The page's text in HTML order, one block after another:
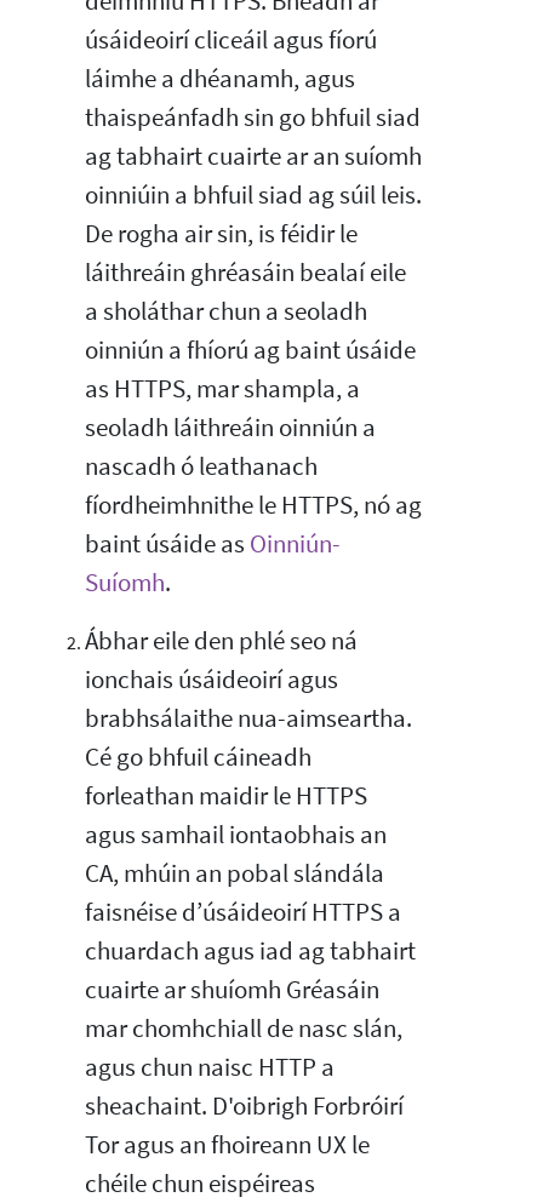
úsáideoirí cliceáil agus fíorú
láimhe a dhéanamh, agus
thaispeánfadh sin go bhfuil siad
ag tabhairt cuairte ar an suíomh
oinniúin a bhfuil siad ag súil leis.
De rogha air sin, is féidir le
láithreáin ghréasáin bealaí eile
a sholáthar chun a seoladh
oinniún a fhíorú ag baint úsáide
as HTTPS, mar shampla, a
seoladh láithreáin oinniún a
nascadh ó leathanach
fíordheimhnithe le HTTPS, nó ag
baint úsáide as Oinniún-
Suíomh.
Ábhar eile den phlé seo ná
ionchais úsáideoirí agus
brabhsálaithe nua-aimseartha.
Cé go bhfuil cáineadh
forleathan maidir le HTTPS
agus samhail iontaobhais an
CA, mhúin an pobal slándála
faisnéise d’úsáideoirí HTTPS a
chuardach agus iad ag tabhairt
cuairte ar shuíomh Gréasáin
mar chomhchiall de nasc slán,
agus chun naisc HTTP a
sheachaint. D'oibrigh Forbróirí
Tor agus an fhoireann UX le
chéile chun eispéireas